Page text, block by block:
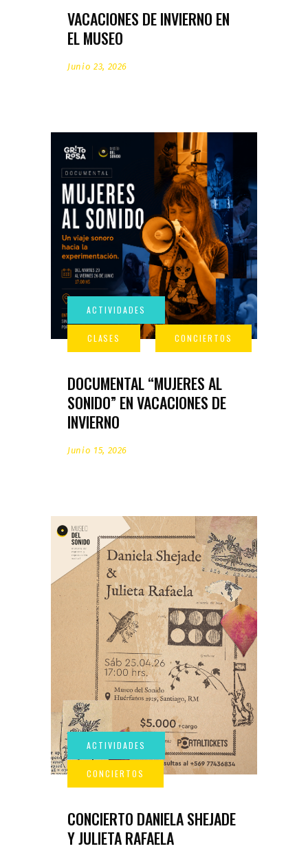
VACACIONES DE INVIERNO EN
EL MUSEO
Junio 23, 2026
DOCUMENTAL “MUJERES AL
SONIDO” EN VACACIONES DE
INVIERNO
Junio 15, 2026
CONCIERTO DANIELA SHEJADE
Y JULIETA RAFAELA